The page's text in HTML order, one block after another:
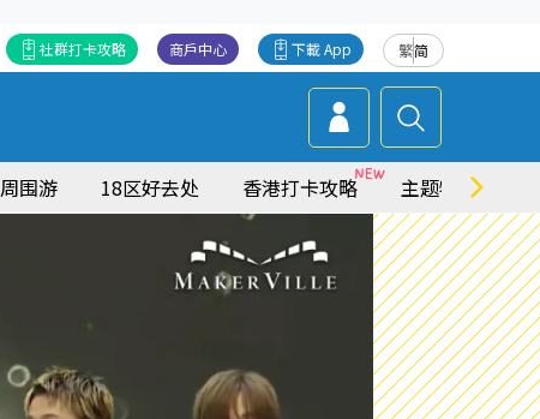
繁简
下載 App
商戶中心
社群打卡攻略
周围游 18区好去处 香港打卡攻略 主题特集